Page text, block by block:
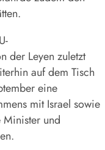
der Leyen zuletzt
auf dem Tisch
eine
mitIsrael sowie
Minister und